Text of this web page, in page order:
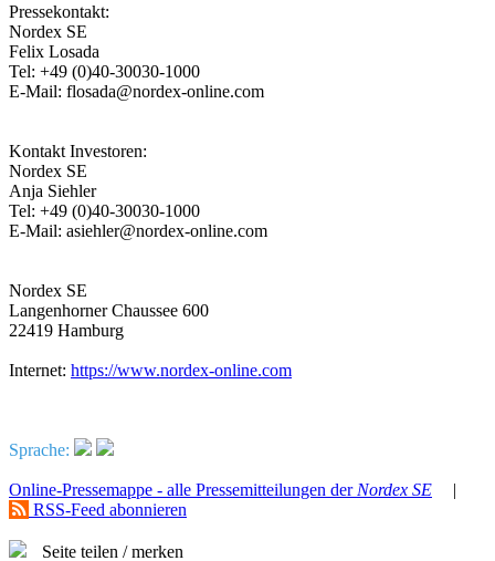
Pressekontakt:
Nordex SE
Felix Losada
Tel: +49 (0)40-30030-1000
E-Mail: flosada@nordex-online.com
Kontakt Investoren:
Nordex SE
Anja Siehler
Tel: +49 (0)40-30030-1000
E-Mail: asiehler@nordex-online.com
Nordex SE
Langenhorner Chaussee 600
22419 Hamburg
Internet: https://www.nordex-online.com
Sprache:
Online-Pressemappe - alle Pressemitteilungen der Nordex SE
|
RSS-Feed abonnieren
Seite teilen / merken